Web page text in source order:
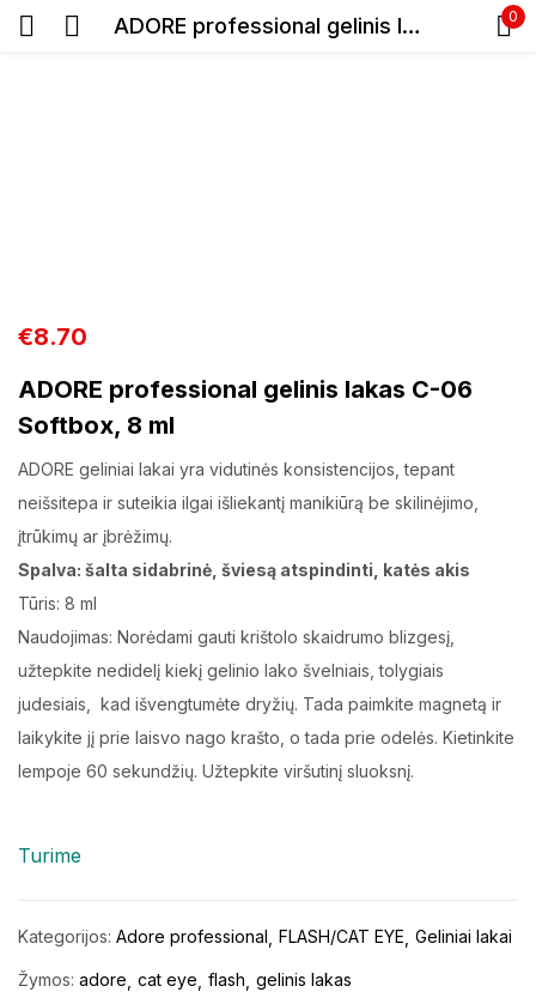
ADORE professional gelinis lakas C-06 Softbox, 8 ml 0
€8.70
ADORE professional gelinis lakas C-06
Softbox, 8 ml
ADORE geliniai lakai yra vidutinės konsistencijos, tepant
neišsitepa ir suteikia ilgai išliekantį manikiūrą be skilinėjimo,
įtrūkimų ar įbrėžimų.
Spalva: šalta sidabrinė, šviesą atspindinti, katės akis
Tūris: 8 ml
Naudojimas: Norėdami gauti krištolo skaidrumo blizgesį,
užtepkite nedidelį kiekį gelinio lako švelniais, tolygiais
judesiais, kad išvengtumėte dryžių. Tada paimkite magnetą ir
laikykite jį prie laisvo nago krašto, o tada prie odelės. Kietinkite
lempoje 60 sekundžių. Užtepkite viršutinį sluoksnį.
Turime
Kategorijos: Adore professional FLASH/CAT EYE Geliniai lakai
Žymos: adore cat eye flash gelinis lakas
Prisijungti
Registracija